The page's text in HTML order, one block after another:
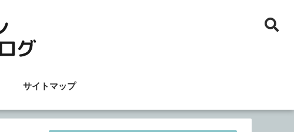
サイトマップ